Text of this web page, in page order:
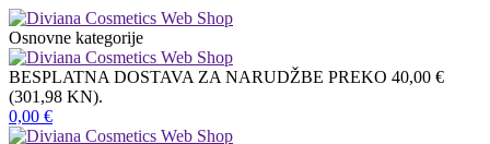
Osnovne kategorije
BESPLATNA DOSTAVA ZA NARUDŽBE PREKO 40,00 €
(301,98 KN).
0,00 €